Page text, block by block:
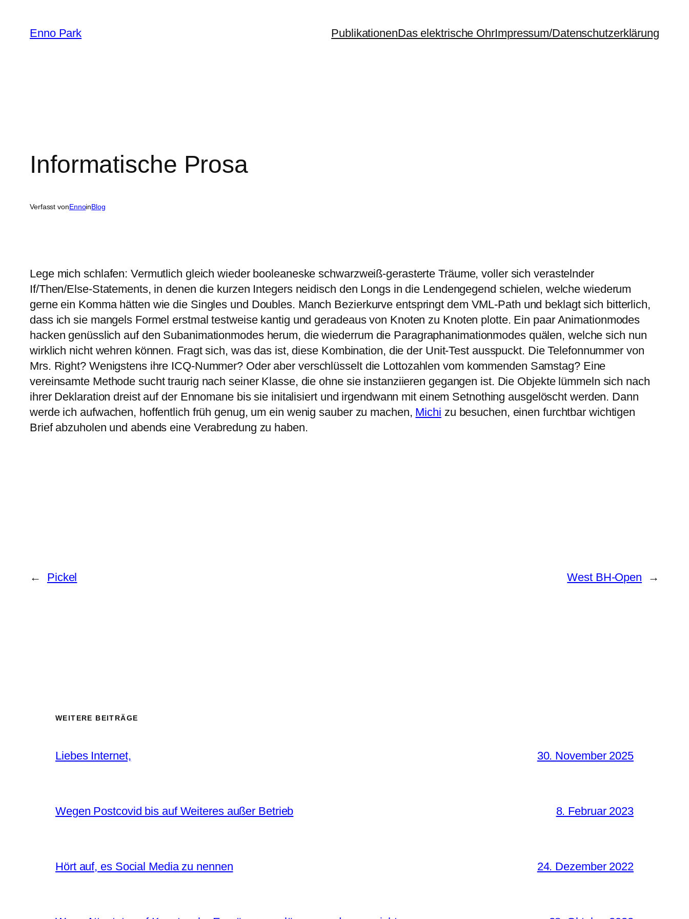
Inhalt
springen
Enno Park PublikationenDas elektrische OhrImpressum/Datenschutzerklärung
Informatische Prosa
Verfasst vonEnnoinBlog
Lege mich schlafen: Vermutlich gleich wieder booleaneske schwarzweiß-gerasterte Träume, voller sich verastelnder
If/Then/Else-Statements, in denen die kurzen Integers neidisch den Longs in die Lendengegend schielen, welche wiederum
gerne ein Komma hätten wie die Singles und Doubles. Manch Bezierkurve entspringt dem VML-Path und beklagt sich bitterlich,
dass ich sie mangels Formel erstmal testweise kantig und geradeaus von Knoten zu Knoten plotte. Ein paar Animationmodes
hacken genüsslich auf den Subanimationmodes herum, die wiederrum die Paragraphanimationmodes quälen, welche sich nun
wirklich nicht wehren können. Fragt sich, was das ist, diese Kombination, die der Unit-Test ausspuckt. Die Telefonnummer von
Mrs. Right? Wenigstens ihre ICQ-Nummer? Oder aber verschlüsselt die Lottozahlen vom kommenden Samstag? Eine
vereinsamte Methode sucht traurig nach seiner Klasse, die ohne sie instanziieren gegangen ist. Die Objekte lümmeln sich nach
ihrer Deklaration dreist auf der Ennomane bis sie initalisiert und irgendwann mit einem Setnothing ausgelöscht werden. Dann
werde ich aufwachen, hoffentlich früh genug, um ein wenig sauber zu machen, Michi zu besuchen, einen furchtbar wichtigen
Brief abzuholen und abends eine Verabredung zu haben.
← Pickel West BH-Open →
WEITERE BEITRÄGE
Liebes Internet, 30. November 2025
Wegen Postcovid bis auf Weiteres außer Betrieb 8. Februar 2023
Hört auf, es Social Media zu nennen 24. Dezember 2022